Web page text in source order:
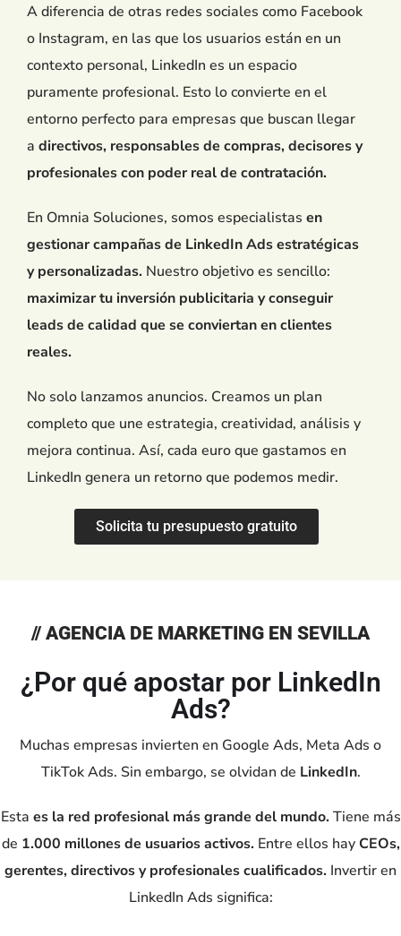
A diferencia de otras redes sociales como Facebook
o Instagram, en las que los usuarios están en un
contexto personal, LinkedIn es un espacio
puramente profesional. Esto lo convierte en el
entorno perfecto para empresas que buscan llegar
a directivos, responsables de compras, decisores y
profesionales con poder real de contratación.
En Omnia Soluciones, somos especialistas en
gestionar campañas de LinkedIn Ads estratégicas
y personalizadas. Nuestro objetivo es sencillo:
maximizar tu inversión publicitaria y conseguir
leads de calidad que se conviertan en clientes
reales.
No solo lanzamos anuncios. Creamos un plan
completo que une estrategia, creatividad, análisis y
mejora continua. Así, cada euro que gastamos en
LinkedIn genera un retorno que podemos medir.
Solicita tu presupuesto gratuito
// AGENCIA DE MARKETING EN SEVILLA
¿Por qué apostar por LinkedIn
Ads?
Muchas empresas invierten en Google Ads, Meta Ads o
TikTok Ads. Sin embargo, se olvidan de LinkedIn.
Esta es la red profesional más grande del mundo.Tiene más
de 1.000 millones de usuarios activos.Entre ellos hayCEOs,
gerentes, directivos y profesionales cualificados. Invertir en
LinkedIn Ads significa: